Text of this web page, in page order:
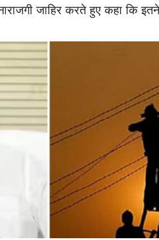
जाहिर करते हुए कहा कि